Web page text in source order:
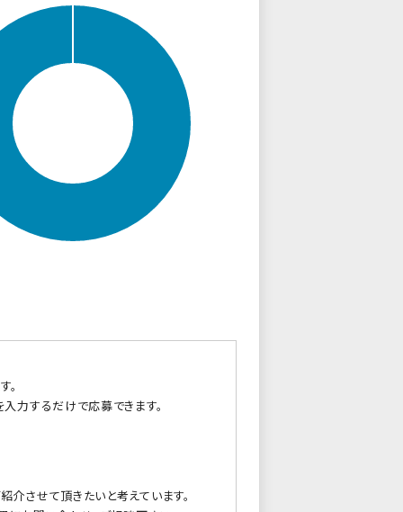
。
力するだけで応募できます。
させて頂きたいと考えています。